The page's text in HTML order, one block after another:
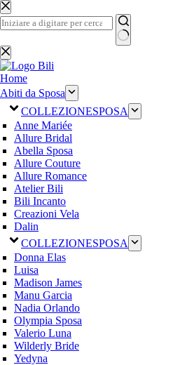
Salta
al
contenuto
Nessun
risultato
Home
Abiti da Sposa
COLLEZIONESPOSA
Anne Mariée
Allure Bridal
Abella Sposa
Allure Couture
Allure Romance
Atelier Bili
Bili Incanto
Creazioni Vela
Dalin
COLLEZIONESPOSA
Donna Elas
Luisa
Madison James
Manu Garcia
Nadia Orlando
Olympia Sposa
Valerio Luna
Wilderly Bride
Yedyna